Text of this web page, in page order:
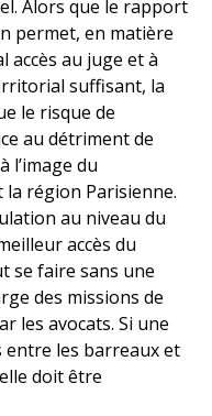
Alors que le rapport
permet, en matière
accès au juge et à
suffisant, la
le risque de
au détriment de
l’image du
région Parisienne.
au niveau du
accès du
se faire sans une
des missions de
les avocats. Si une
entre les barreaux et
doit être